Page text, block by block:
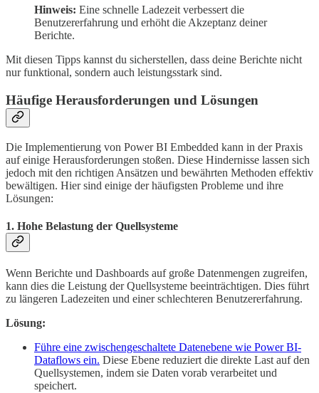
Hinweis: Eine schnelle Ladezeit verbessert die
Benutzererfahrung und erhöht die Akzeptanz deiner
Berichte.
Mit diesen Tipps kannst du sicherstellen, dass deine Berichte nicht
nur funktional, sondern auch leistungsstark sind.
Häufige Herausforderungen und Lösungen
Die Implementierung von Power BI Embedded kann in der Praxis
auf einige Herausforderungen stoßen. Diese Hindernisse lassen sich
jedoch mit den richtigen Ansätzen und bewährten Methoden effektiv
bewältigen. Hier sind einige der häufigsten Probleme und ihre
Lösungen:
1. Hohe Belastung der Quellsysteme
Wenn Berichte und Dashboards auf große Datenmengen zugreifen,
kann dies die Leistung der Quellsysteme beeinträchtigen. Dies führt
zu längeren Ladezeiten und einer schlechteren Benutzererfahrung.
Lösung:
Führe eine zwischengeschaltete Datenebene wie Power BI-
Dataflows ein. Diese Ebene reduziert die direkte Last auf den
Quellsystemen, indem sie Daten vorab verarbeitet und
speichert.